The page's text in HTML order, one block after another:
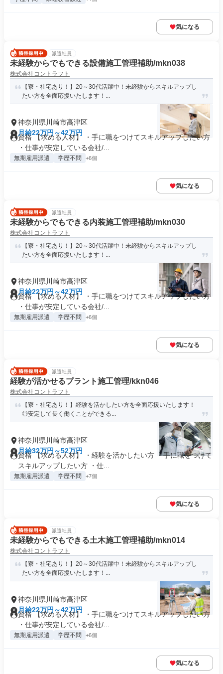
気になる
派遣社員
未経験からでもできる設備施工管理補助/mkn038
株式会社コントラフト
【寮・社宅あり！】20～30代活躍中！未経験からスキルアップし
たい方を全面応援いたします！...
神奈川県川崎市高津区
月給22万円～42万円
資格 【求める人材】 ・手に職をつけてスキルアップしたい方
・仕事が安定している会社/...
無期雇用派遣 学歴不問 +6個
気になる
派遣社員
未経験からでもできる内装施工管理補助/mkn030
株式会社コントラフト
【寮・社宅あり！】20～30代活躍中！未経験からスキルアップし
たい方を全面応援いたします！...
神奈川県川崎市高津区
月給22万円～42万円
資格 【求める人材】 ・手に職をつけてスキルアップしたい方
・仕事が安定している会社/...
無期雇用派遣 学歴不問 +6個
気になる
派遣社員
経験が活かせるプラント施工管理/kkn046
株式会社コントラフト
【寮・社宅あり！】経験を活かしたい方を全面応援いたします！
◎安定して長く働くことができる...
神奈川県川崎市高津区
月給32万円～52万円
資格 【求める人材】 ・経験を活かしたい方 ・手に職をつけて
スキルアップしたい方 ・仕...
無期雇用派遣 学歴不問 +7個
気になる
派遣社員
未経験からでもできる土木施工管理補助/mkn014
株式会社コントラフト
【寮・社宅あり！】20～30代活躍中！未経験からスキルアップし
たい方を全面応援いたします！...
神奈川県川崎市高津区
月給22万円～42万円
資格 【求める人材】 ・手に職をつけてスキルアップしたい方
・仕事が安定している会社/...
無期雇用派遣 学歴不問 +6個
気になる